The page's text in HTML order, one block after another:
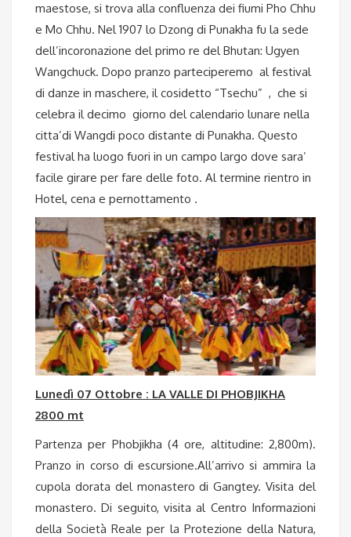
maestose, si trova alla confluenza dei fiumi Pho Chhu
e Mo Chhu. Nel 1907 lo Dzong di Punakha fu la sede
dell’incoronazione del primo re del Bhutan: Ugyen
Wangchuck. Dopo pranzo parteciperemo al festival
di danze in maschere, il cosidetto “Tsechu” , che si
celebra il decimo giorno del calendario lunare nella
citta’di Wangdi poco distante di Punakha. Questo
festival ha luogo fuori in un campo largo dove sara’
facile girare per fare delle foto. Al termine rientro in
Hotel, cena e pernottamento .
Lunedì 07 Ottobre : LA VALLE DI PHOBJIKHA
2800 mt
Partenza per Phobjikha (4 ore, altitudine: 2,800m).
Pranzo in corso di escursione.All’arrivo si ammira la
cupola dorata del monastero di Gangtey. Visita del
monastero. Di seguito, visita al Centro Informazioni
della Società Reale per la Protezione della Natura,